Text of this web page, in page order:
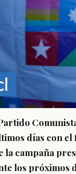
días con
la campaña
los próximos